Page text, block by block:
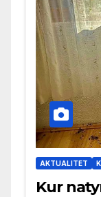
AKTUALITET
Kur